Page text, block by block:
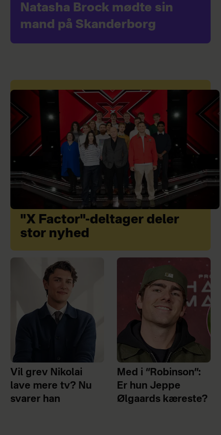
Natasha Brock mødte sin
mand på Skanderborg
"X Factor"-deltager deler
stor nyhed
Vil grev Nikolai
lave mere tv? Nu
svarer han
Med i “Robinson”:
Er hun Jeppe
Ølgaards kæreste?